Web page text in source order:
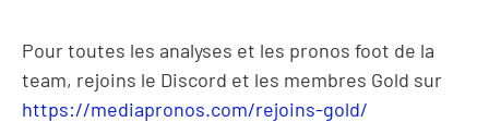
Pour toutes les analyses et les pronos foot de la
team, rejoins le Discord et les membres Gold sur
https://mediapronos.com/rejoins-gold/